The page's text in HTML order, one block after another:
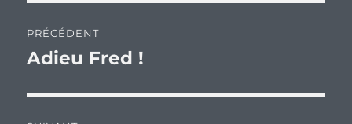
de
PRÉCÉDENT
Publication
Adieu Fred !